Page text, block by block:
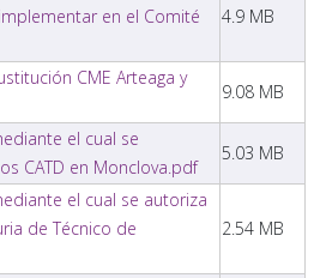
en el Comité
4.9 MB
CME Arteaga y
9.08 MB
el cual se
CATD en Monclova.pdf
5.03 MB
el cual se autoriza
de Técnico de
2.54 MB